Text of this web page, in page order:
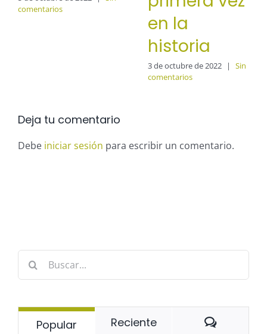
comentarios
en la
historia
3 de octubre de 2022 |
Sin
comentarios
Deja tu comentario
Debe iniciar sesión para escribir un comentario.
Buscar:
Popular Reciente